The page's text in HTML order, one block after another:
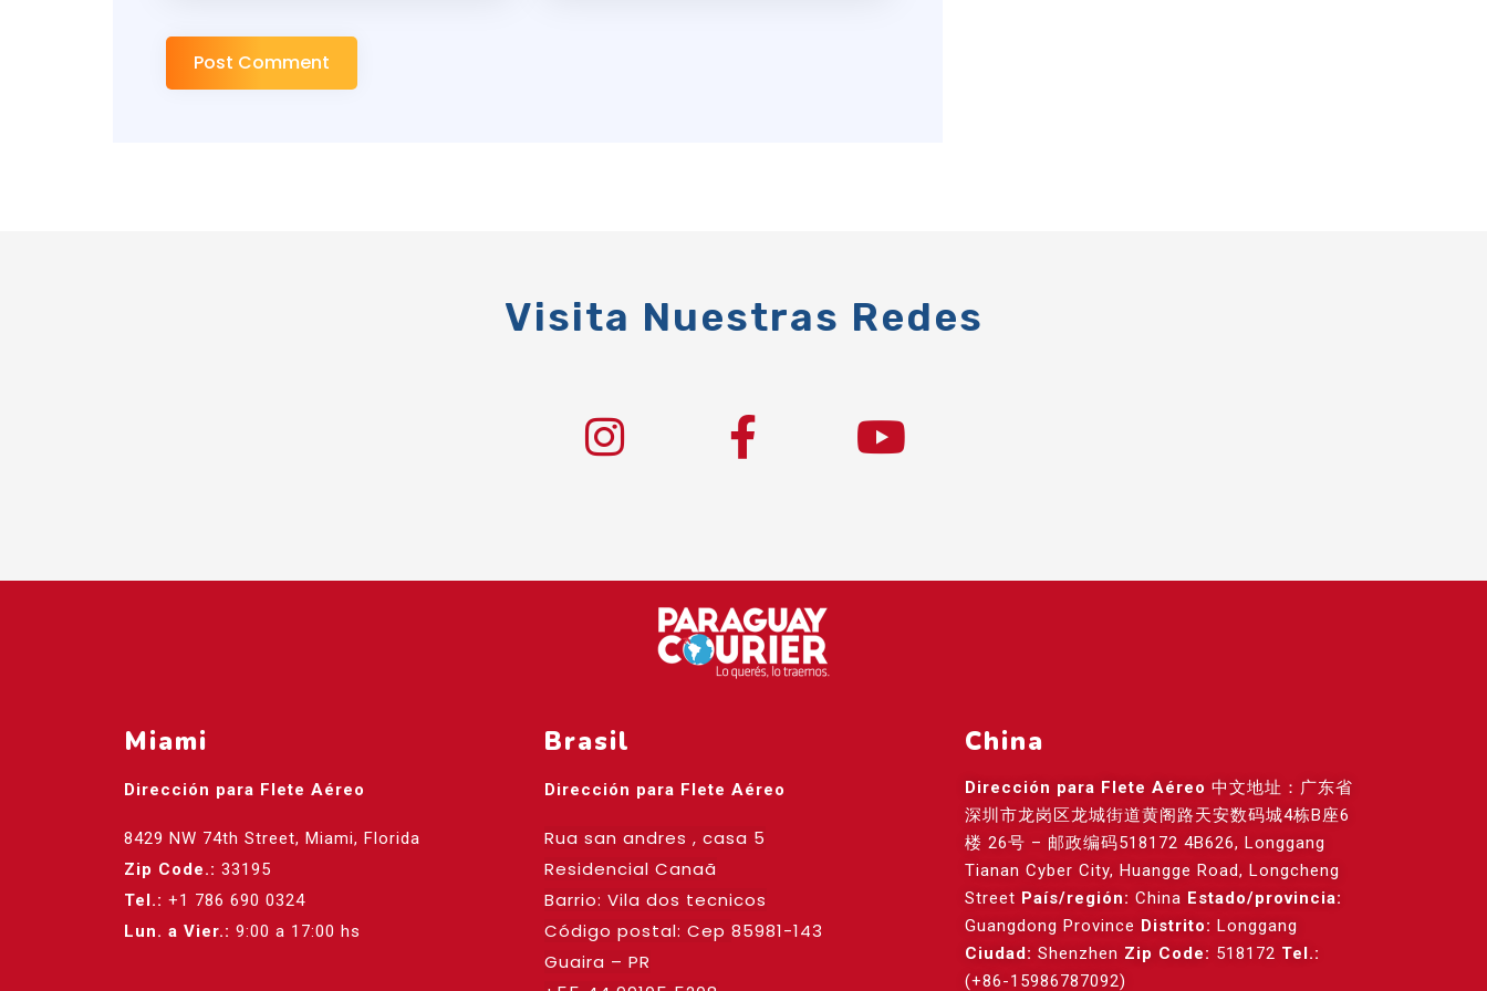
Visita Nuestras Redes
Miami
Dirección para Flete Aéreo
8429 NW 74th Street, Miami, Florida
Zip Code.: 33195
Tel.: +1 786 690 0324
Lun. a Vier.: 9:00 a 17:00 hs
Brasil
Dirección para Flete Aéreo
Rua san andres , casa 5
Residencial Canaã
Barrio: Vila dos tecnicos
Código postal: Cep 85981-143
Guaira – PR
China
Dirección para Flete Aéreo 中文地址：广东省
深圳市龙岗区龙城街道黄阁路天安数码城4栋B座6
楼 26号 – 邮政编码518172 4B626, Longgang
Tianan Cyber City, Huangge Road, Longcheng
Street País/región: China Estado/provincia:
Guangdong Province Distrito: Longgang
Ciudad: Shenzhen Zip Code: 518172 Tel.:
(+86-15986787092)